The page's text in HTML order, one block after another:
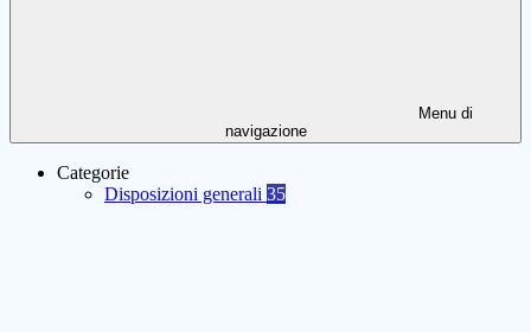
Menu di
navigazione
Categorie
Disposizioni generali 35